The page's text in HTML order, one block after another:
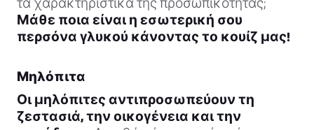
τα χαρακτηριστικά της προσωπικότητας;
Μάθε ποια είναι η εσωτερική σου
περσόνα γλυκού κάνοντας το κουίζ μας!
Μηλόπιτα
Οι μηλόπιτες αντιπροσωπεύουν τη
ζεστασιά, την οικογένεια και την